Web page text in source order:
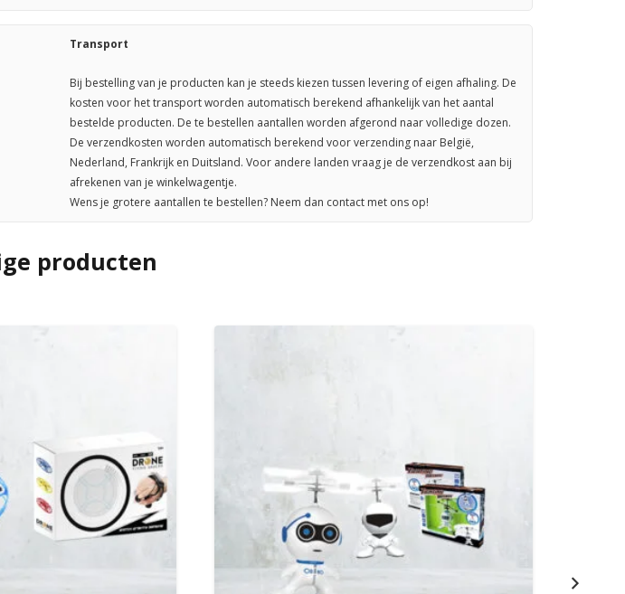
Transport
Bij bestelling van je producten kan je steeds kiezen tussen levering of eigen afhaling. De
kosten voor het transport worden automatisch berekend afhankelijk van het aantal
bestelde producten. De te bestellen aantallen worden afgerond naar volledige dozen.
De verzendkosten worden automatisch berekend voor verzending naar België,
Nederland, Frankrijk en Duitsland. Voor andere landen vraag je de verzendkost aan bij
afrekenen van je winkelwagentje.
Wens je grotere aantallen te bestellen? Neem dan contact met ons op!
producten